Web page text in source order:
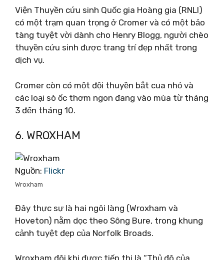
Viện Thuyền cứu sinh Quốc gia Hoàng gia (RNLI)
có một trạm quan trọng ở Cromer và có một bảo
tàng tuyệt vời dành cho Henry Blogg, người chèo
thuyền cứu sinh được trang trí đẹp nhất trong
dịch vụ.
Cromer còn có một đội thuyền bắt cua nhỏ và
các loại sò ốc thơm ngon đang vào mùa từ tháng
3 đến tháng 10.
6. WROXHAM
Nguồn: Flickr
Wroxham
Đây thực sự là hai ngôi làng (Wroxham và
Hoveton) nằm dọc theo Sông Bure, trong khung
cảnh tuyệt đẹp của Norfolk Broads.
Wroxham đôi khi được tiếp thị là “Thủ đô của